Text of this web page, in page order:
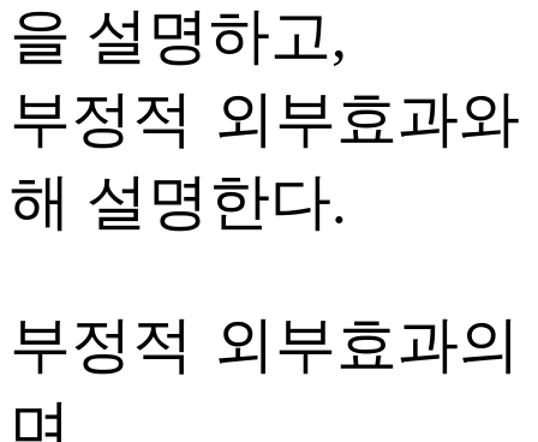
을 설명하고,
부정적 외부효과
해 설명한다.
부정적 외부효과
며,